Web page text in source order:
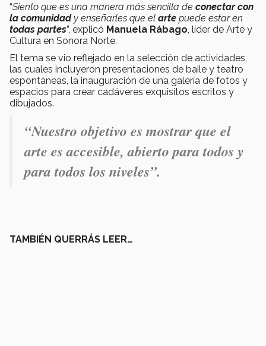
“Siento que es una manera más sencilla de conectar con
la comunidad y enseñarles que el arte puede estar en
todas partes”, explicó Manuela Rábago , líder de Arte y
Cultura en Sonora Norte.
El tema se vio reflejado en la selección de actividades,
las cuales incluyeron presentaciones de baile y teatro
espontáneas, la inauguración de una galería de fotos y
espacios para crear cadáveres exquisitos escritos y
dibujados.
“Nuestro objetivo es mostrar que el
arte es accesible, abierto para todos y
para todos los niveles”.
TAMBIÉN QUERRÁS LEER…